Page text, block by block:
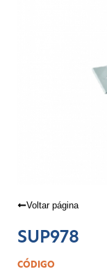
Voltar página
SUP978
CÓDIGO